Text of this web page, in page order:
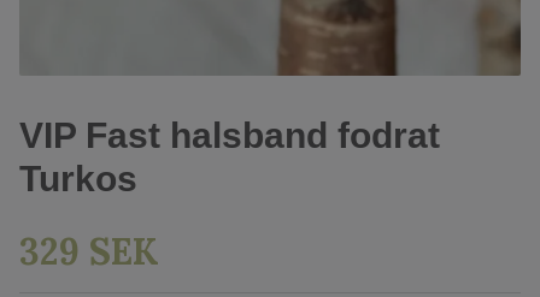
VIP Fast halsband fodrat
Turkos
329 SEK